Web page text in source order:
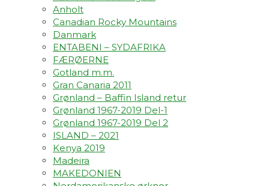
Anholt
Canadian Rocky Mountains
Danmark
ENTABENI – SYDAFRIKA
FÆRØERNE
Gotland m.m.
Gran Canaria 2011
Grønland – Baffin Island retur
Grønland 1967-2019 Del-1
Grønland 1967-2019 Del 2
ISLAND – 2021
Kenya 2019
Madeira
MAKEDONIEN